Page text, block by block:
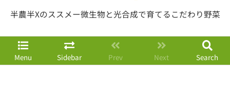
半農半Xのススメー微生物と光合成で育てるこだわり野菜
Menu Sidebar Prev Next Search